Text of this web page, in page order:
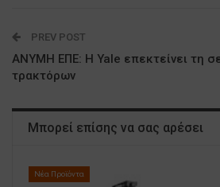
PREV POST
ΑΝΥΜΗ ΕΠΕ: Η Yale επεκτείνει τη
τρακτόρων
Μπορεί επίσης να σας αρέσει
Νέα Προϊόντα